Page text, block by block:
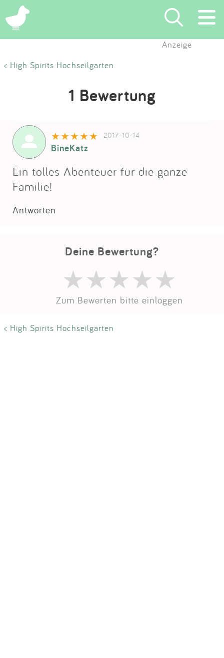
Suchen
Eintragen
Partner
Anzeige
< High Spirits Hochseilgarten
1 Bewertung
2017-10-14
BineKatz
Ein tolles Abenteuer für die ganze
Familie!
Antworten
Deine Bewertung?
Zum Bewerten bitte einloggen
< High Spirits Hochseilgarten